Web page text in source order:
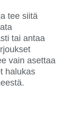
tee siitä
tai antaa
vain asettaa
halukas